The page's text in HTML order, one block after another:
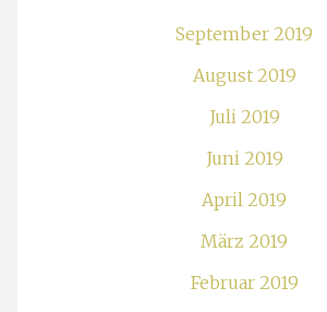
September 2019
August 2019
Juli 2019
Juni 2019
April 2019
März 2019
Februar 2019